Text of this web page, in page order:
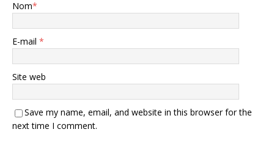
Nom*
E-mail *
Site web
Save my name, email, and website in this browser for the
next time I comment.